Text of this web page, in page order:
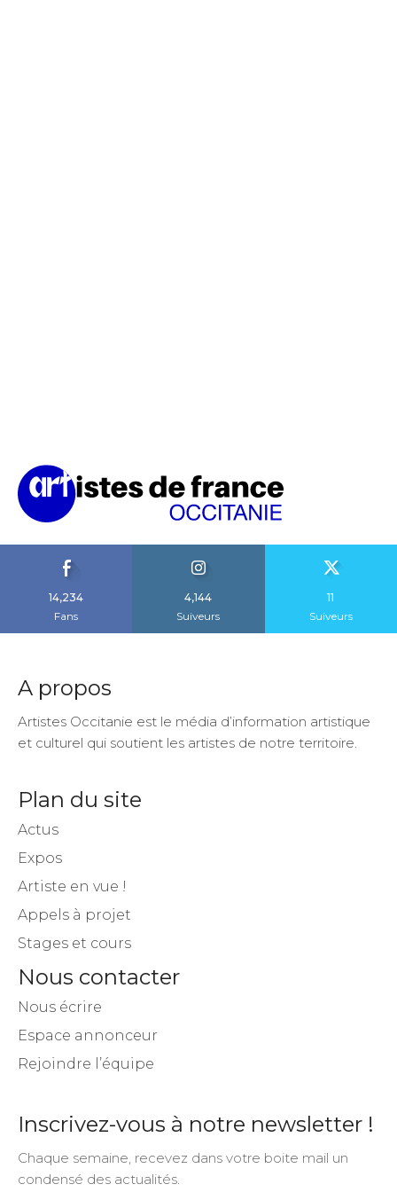
14,234
Fans
4,144
Suiveurs
11
Suiveurs
A propos
Artistes Occitanie est le média d’information artistique
et culturel qui soutient les artistes de notre territoire.
Plan du site
Actus
Expos
Artiste en vue !
Appels à projet
Stages et cours
Nous contacter
Nous écrire
Espace annonceur
Rejoindre l’équipe
Inscrivez-vous à notre newsletter !
Chaque semaine, recevez dans votre boite mail un
condensé des actualités.